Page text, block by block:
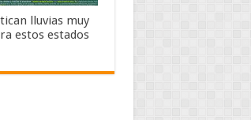
lluvias muy
estos estados